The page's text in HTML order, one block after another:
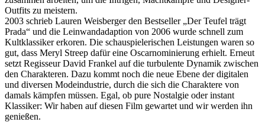
Outfits zu meistern.
2003 schrieb Lauren Weisberger den Bestseller „Der Teufel trägt
Prada“ und die Leinwandadaption von 2006 wurde schnell zum
Kultklassiker erkoren. Die schauspielerischen Leistungen waren so
gut, dass Meryl Streep dafür eine Oscarnominierung erhielt. Erneut
setzt Regisseur David Frankel auf die turbulente Dynamik zwischen
den Charakteren. Dazu kommt noch die neue Ebene der digitalen
und diversen Modeindustrie, durch die sich die Charaktere von
damals kämpfen müssen. Egal, ob pure Nostalgie oder instant
Klassiker: Wir haben auf diesen Film gewartet und wir werden ihn
genießen.